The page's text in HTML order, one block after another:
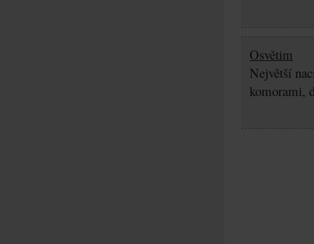
Osvětim
Největší
komorami,